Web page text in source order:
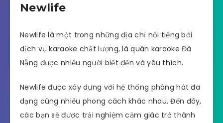
Newlife
Newlife là một trong những địa chỉ nổi tiếng bởi
dịch vụ karaoke chất lượng, là quán karaoke Đà
Nẵng được nhiều người biết đến và yêu thích.
Newlife được xây dựng với hệ thống phòng hát đa
dạng cùng nhiều phong cách khác nhau. Đến đây,
các bạn sẽ được trải nghiệm cảm giác trở thành